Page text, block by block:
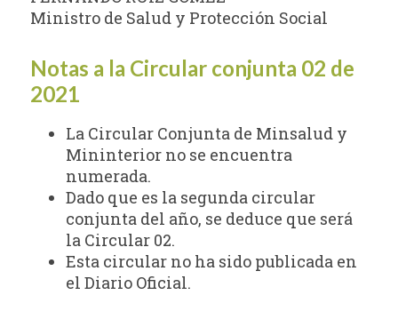
Ministro de Salud y Protección Social
Notas a la Circular conjunta 02 de
2021
La Circular Conjunta de Minsalud y
Mininterior no se encuentra
numerada.
Dado que es la segunda circular
conjunta del año, se deduce que será
la Circular 02.
Esta circular no ha sido publicada en
el Diario Oficial.